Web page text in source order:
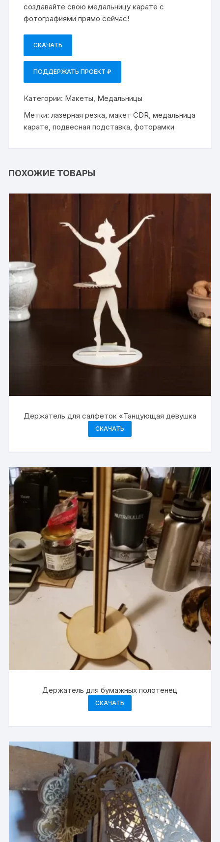
создавайте свою медальницу карате с
фотографиями прямо сейчас!
СКАЧАТЬ
ПОДДЕРЖАТЬ ПРОЕКТ ₽
Категории: Макеты Медальницы
Метки:лазерная резка ,макет CDR ,медальница
карате ,подвесная подставка ,фоторамки
ПОХОЖИЕ ТОВАРЫ
Держатель для салфеток «Танцующая девушка
СКАЧАТЬ
Держатель для бумажных полотенец
СКАЧАТЬ